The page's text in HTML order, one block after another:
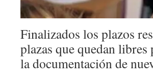
Finalizados los plazos
plazas que quedan
la documentación de